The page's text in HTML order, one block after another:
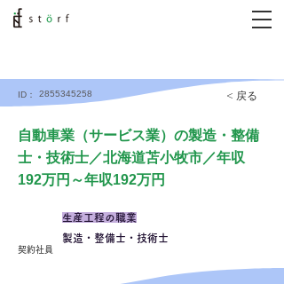
ID： 2855345258 < 戻る
自動車業（サービス業）の製造・整備
士・技術士／北海道苫小牧市／年収
192万円～年収192万円
契約社員
生産工程の職業
製造・整備士・技術士